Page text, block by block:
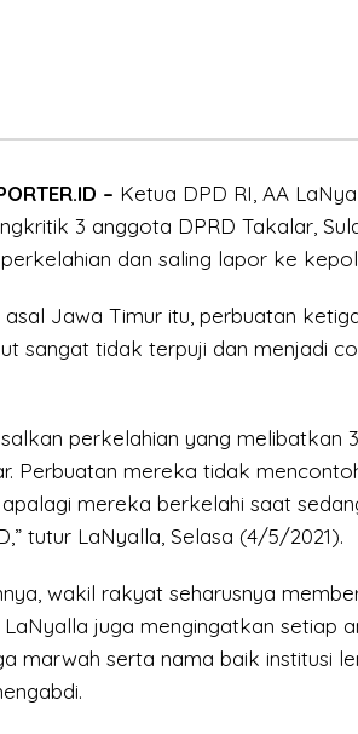
– Ketua DPD RI, AA
3 anggota DPRD Takalar,
dan saling lapor ke
asal Jawa Timur itu, perbuatan
sangat tidak terpuji dan menjadi
perkelahian yang melibatkan
Perbuatan mereka tidak
mereka berkelahi saat
tutur LaNyalla, Selasa (4/5/2021).
wakil rakyat seharusnya
juga mengingatkan setiap
marwah serta nama baik institusi